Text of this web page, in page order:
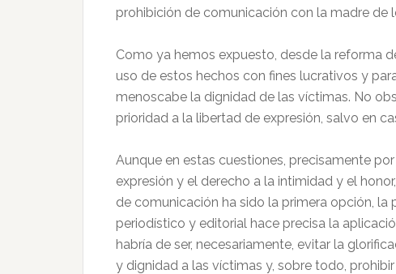
prohibición de comunicación con la madre de
Como ya hemos expuesto, desde la reforma
uso de estos hechos con fines lucrativos y
menoscabe la dignidad de las víctimas. No
prioridad a la libertad de expresión, salvo en
Aunque en estas cuestiones, precisamente
expresión y el derecho a la intimidad y el
de comunicación ha sido la primera opción,
periodístico y editorial hace precisa la
habría de ser, necesariamente, evitar la
y dignidad a las víctimas y, sobre todo,